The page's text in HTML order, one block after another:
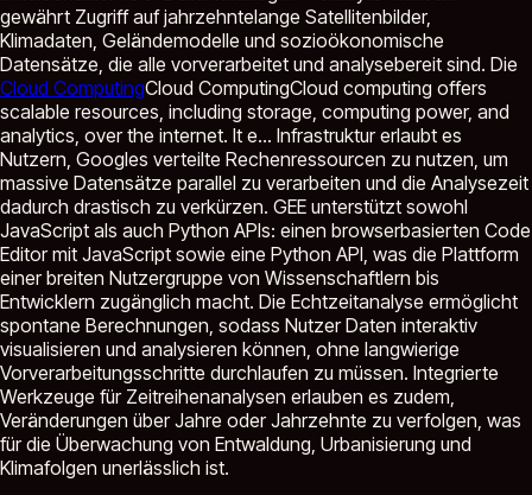
gewährt Zugriff auf jahrzehntelange Satellitenbilder,
Klimadaten, Geländemodelle und sozioökonomische
Datensätze, die alle vorverarbeitet und analysebereit sind. Die
Cloud ComputingCloud ComputingCloud computing offers
scalable resources, including storage, computing power, and
analytics, over the internet. It e... Infrastruktur erlaubt es
Nutzern, Googles verteilte Rechenressourcen zu nutzen, um
massive Datensätze parallel zu verarbeiten und die Analysezeit
dadurch drastisch zu verkürzen. GEE unterstützt sowohl
JavaScript als auch Python APIs: einen browserbasierten Code
Editor mit JavaScript sowie eine Python API, was die Plattform
einer breiten Nutzergruppe von Wissenschaftlern bis
Entwicklern zugänglich macht. Die Echtzeitanalyse ermöglicht
spontane Berechnungen, sodass Nutzer Daten interaktiv
visualisieren und analysieren können, ohne langwierige
Vorverarbeitungsschritte durchlaufen zu müssen. Integrierte
Werkzeuge für Zeitreihenanalysen erlauben es zudem,
Veränderungen über Jahre oder Jahrzehnte zu verfolgen, was
für die Überwachung von Entwaldung, Urbanisierung und
Klimafolgen unerlässlich ist.